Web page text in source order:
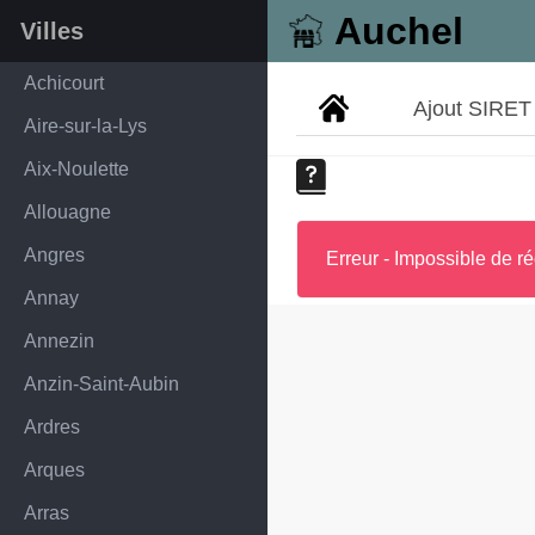
Auchel
Villes
Achicourt
Aire-sur-la-Lys
Aix-Noulette
Allouagne
Angres
Annay
Annezin
Anzin-Saint-Aubin
Ardres
Arques
Arras
Ajout SIRET
Erreur - Impossible de